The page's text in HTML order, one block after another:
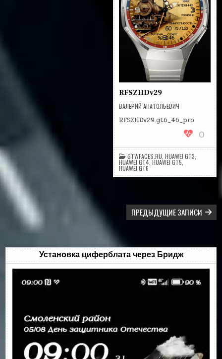
RFSZHDv29
ВАЛЕРИЙ АНАТОЛЬЕВИЧ
RFSZHDv29.gt6_46_pro
0
GTWFACES.RU ,HUAWEI GT3
HUAWEI GT4 ,HUAWEI GT5
HUAWEI GT6
НАВИГАЦИЯ
ПО
ПРЕДЫДУЩИЕ ЗАПИСИ
Установка циферблата через Бридж